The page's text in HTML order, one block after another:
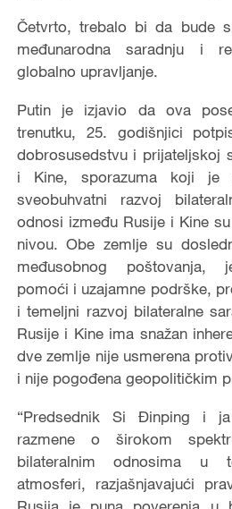
Četvrto, trebalo bi da bude
međunarodna saradnju i
globalno upravljanje.
Putin je izjavio da ova
trenutku, 25. godišnjici
dobrosusedstvu i prijateljskoj
i Kine, sporazuma koji je
sveobuhvatni razvoj
odnosi između Rusije i Kine
nivou. Obe zemlje su
međusobnog poštovanja,
pomoći i uzajamne podrške,
i temeljni razvoj bilateralne
Rusije i Kine ima snažan
dve zemlje nije usmerena
i nije pogođena geopolitičkim
“Predsednik Si Đinping i
razmene o širokom
bilateralnim odnosima u
atmosferi, razjašnjavajući